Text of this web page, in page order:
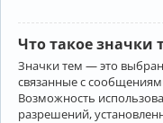
Что такое значки
Значки тем — это
связанные с
Возможность
разрешений,